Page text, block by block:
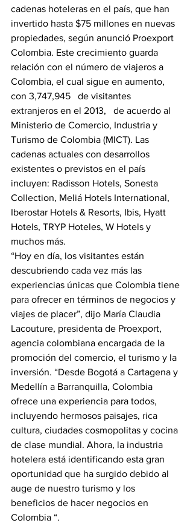
cadenas hoteleras en el país, que han
invertido hasta $75 millones en nuevas
propiedades, según anunció Proexport
Colombia. Este crecimiento guarda
relación con el número de viajeros a
Colombia, el cual sigue en aumento,
con 3,747,945   de visitantes
extranjeros en el 2013,   de acuerdo al
Ministerio de Comercio, Industria y
Turismo de Colombia (MICT). Las
cadenas actuales con desarrollos
existentes o previstos en el país
incluyen: Radisson Hotels, Sonesta
Collection, Meliá Hotels International,
Iberostar Hotels & Resorts, Ibis, Hyatt
Hotels, TRYP Hoteles, W Hotels y
muchos más.
“Hoy en día, los visitantes están
descubriendo cada vez más las
experiencias únicas que Colombia tiene
para ofrecer en términos de negocios y
viajes de placer”, dijo María Claudia
Lacouture, presidenta de Proexport,
agencia colombiana encargada de la
promoción del comercio, el turismo y la
inversión. “Desde Bogotá a Cartagena y
Medellín a Barranquilla, Colombia
ofrece una experiencia para todos,
incluyendo hermosos paisajes, rica
cultura, ciudades cosmopolitas y cocina
de clase mundial. Ahora, la industria
hotelera está identificando esta gran
oportunidad que ha surgido debido al
auge de nuestro turismo y los
beneficios de hacer negocios en
Colombia “.